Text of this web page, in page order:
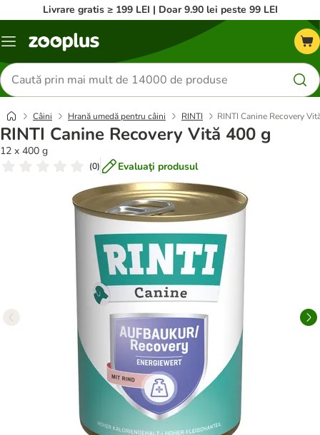
Livrare gratis ≥ 199 LEI | Doar 9.90 lei peste 99 LEI
Categorii
Căutare
produse
Câini Hrană umedă pentru câini RINTI RINTI Canine Recovery
RINTI Canine Recovery Vită 400 g
12 x 400 g
(0) Evaluaţi produsul